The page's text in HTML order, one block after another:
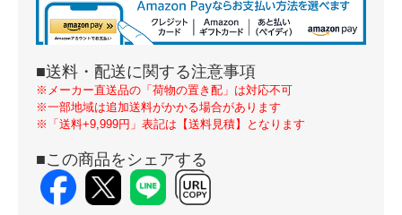
■送料・配送に関する注意事項
※メーカー直送品の「荷物の置き配」は対応不可
※一部地域は追加送料がかかる場合があります
※「送料+9,999円」表記は【送料見積】となります
■この商品をシェアする